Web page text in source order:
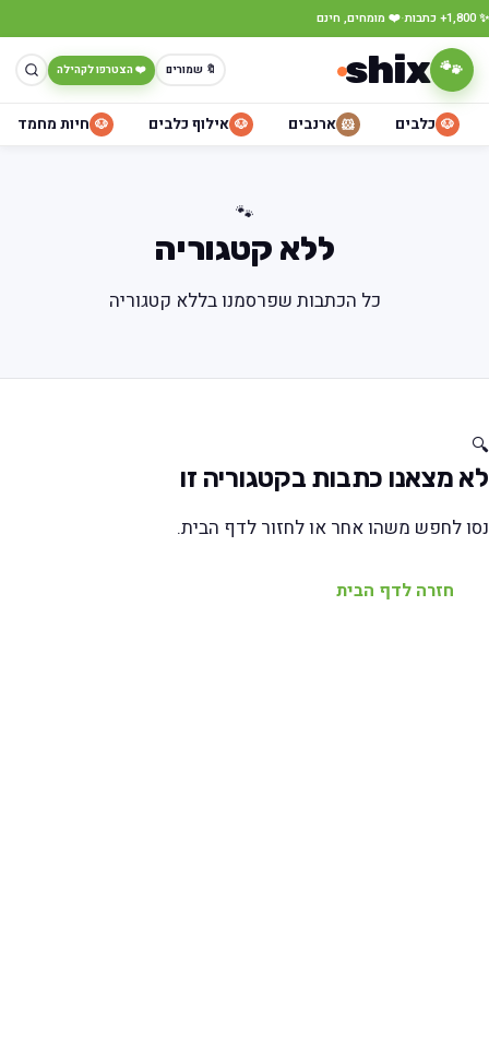
✨ 1,800+ כתבות ·❤️ מומחים, חינם
🐾
shix 🔖 שמורים ❤️ הצטרפו לקהילה
🐶 כלבים 🐹 ארנבים 🐶 אילוף כלבים 🐶 חיות מחמד
🐾
ללא קטגוריה
כל הכתבות שפרסמנו בללא קטגוריה
🔍
לא מצאנו כתבות בקטגוריה זו
נסו לחפש משהו אחר או לחזור לדף הבית.
חזרה לדף הבית